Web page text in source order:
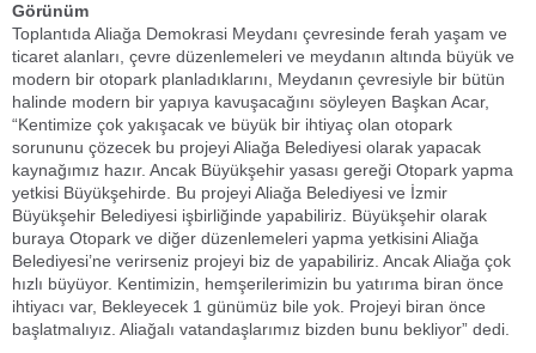
Görünüm
Toplantıda Aliağa Demokrasi Meydanı çevresinde ferah yaşam ve
ticaret alanları, çevre düzenlemeleri ve meydanın altında büyük ve
modern bir otopark planladıklarını, Meydanın çevresiyle bir bütün
halinde modern bir yapıya kavuşacağını söyleyen Başkan Acar,
“Kentimize çok yakışacak ve büyük bir ihtiyaç olan otopark
sorununu çözecek bu projeyi Aliağa Belediyesi olarak yapacak
kaynağımız hazır. Ancak Büyükşehir yasası gereği Otopark yapma
yetkisi Büyükşehirde. Bu projeyi Aliağa Belediyesi ve İzmir
Büyükşehir Belediyesi işbirliğinde yapabiliriz. Büyükşehir olarak
buraya Otopark ve diğer düzenlemeleri yapma yetkisini Aliağa
Belediyesi’ne verirseniz projeyi biz de yapabiliriz. Ancak Aliağa çok
hızlı büyüyor. Kentimizin, hemşerilerimizin bu yatırıma biran önce
ihtiyacı var, Bekleyecek 1 günümüz bile yok. Projeyi biran önce
başlatmalıyız. Aliağalı vatandaşlarımız bizden bunu bekliyor” dedi.